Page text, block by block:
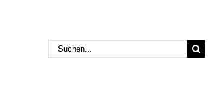
Suche
nach: